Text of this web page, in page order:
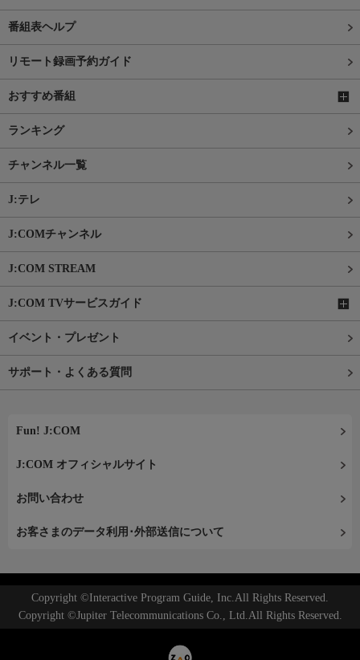
番組表ヘルプ
リモート録画予約ガイド
おすすめ番組
ランキング
チャンネル一覧
J:テレ
J:COMチャンネル
J:COM STREAM
J:COM TVサービスガイド
イベント・プレゼント
サポート・よくある質問
Fun! J:COM
J:COM オフィシャルサイト
お問い合わせ
お客さまのデータ利用･外部送信について
Copyright ©Interactive Program Guide, Inc.All Rights Reserved.
Copyright ©Jupiter Telecommunications Co., Ltd.All Rights Reserved.